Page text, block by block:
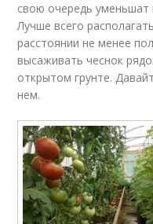
свою очередь уменьшат
Лучше всего
расстоянии не менее
высаживать чеснок
открытом грунте.
нем.